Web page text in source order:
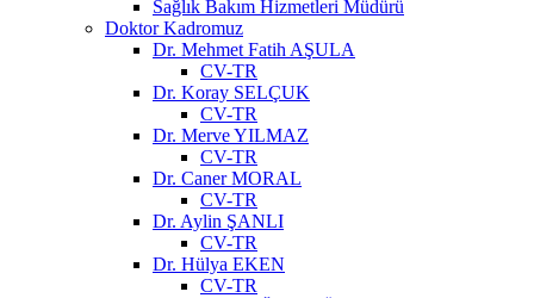
Sağlık Bakım Hizmetleri Müdürü
Doktor Kadromuz
Dr. Mehmet Fatih AŞULA
CV-TR
Dr. Koray SELÇUK
CV-TR
Dr. Merve YILMAZ
CV-TR
Dr. Caner MORAL
CV-TR
Dr. Aylin ŞANLI
CV-TR
Dr. Hülya EKEN
CV-TR